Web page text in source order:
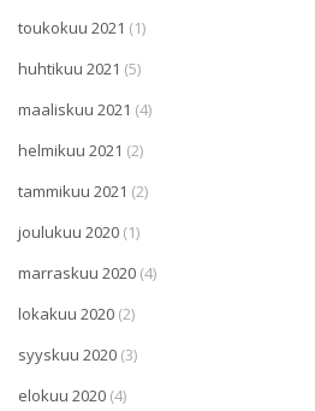
toukokuu 2021 (1)
huhtikuu 2021 (5)
maaliskuu 2021 (4)
helmikuu 2021 (2)
tammikuu 2021 (2)
joulukuu 2020 (1)
marraskuu 2020 (4)
lokakuu 2020 (2)
syyskuu 2020 (3)
elokuu 2020 (4)